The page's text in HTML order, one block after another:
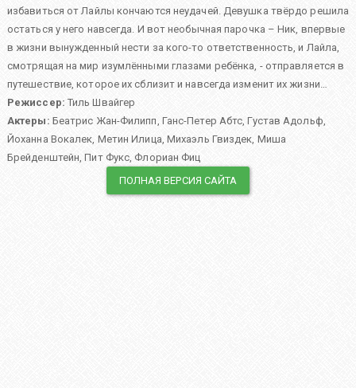
избавиться от Лайлы кончаются неудачей. Девушка твёрдо решила
остаться у него навсегда. И вот необычная парочка – Ник, впервые
в жизни вынужденный нести за кого-то ответственность, и Лайла,
смотрящая на мир изумлёнными глазами ребёнка, - отправляется в
путешествие, которое их сблизит и навсегда изменит их жизни…
Режиссер: Тиль Швайгер
Актеры: Беатрис Жан-Филипп, Ганс-Петер Абтс,Густав Адольф,
Йоханна Вокалек, Метин Илица, Михаэль Гвиздек, Миша
Брейденштейн,Пит Фукс,Флориан Фиц
ПОЛНАЯ ВЕРСИЯ САЙТА